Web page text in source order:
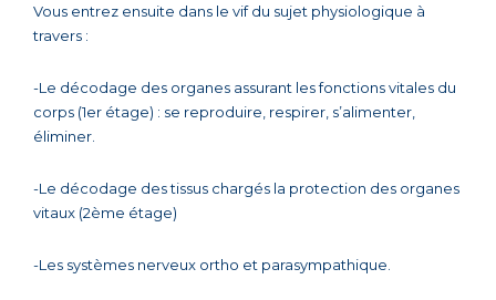
Vous entrez ensuite dans le vif du sujet physiologique à
travers :
-Le décodage des organes assurant les fonctions vitales du
corps (1er étage) : se reproduire, respirer, s’alimenter,
éliminer.
-Le décodage des tissus chargés la protection des organes
vitaux (2ème étage)
-Les systèmes nerveux ortho et parasympathique.